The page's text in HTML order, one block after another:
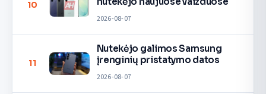
10
2026-08-07
11
Nutekėjo galimos Samsung
įrenginių pristatymo datos
2026-08-07